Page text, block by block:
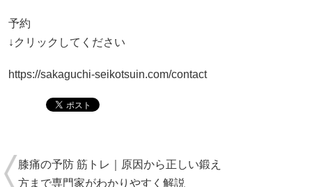
予約
↓クリックしてください
https://sakaguchi-seikotsuin.com/contact
膝痛の予防 筋トレ｜原因から正しい鍛え
方まで専門家がわかりやすく解説